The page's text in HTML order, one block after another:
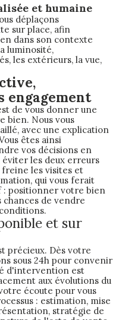
et humaine
déplaçons
sur place, afin
dans son contexte
luminosité,
les extérieurs, la vue,
engagement
de vous donner une
bien. Nous vous
avec une explication
êtes ainsi
vos décisions en
les deux erreurs
freine les visites et
qui vous ferait
positionner votre bien
chances de vendre
et sur
précieux. Dès votre
sous 24h pour convenir
d'intervention est
aux évolutions du
écoute pour vous
: estimation, mise
stratégie de